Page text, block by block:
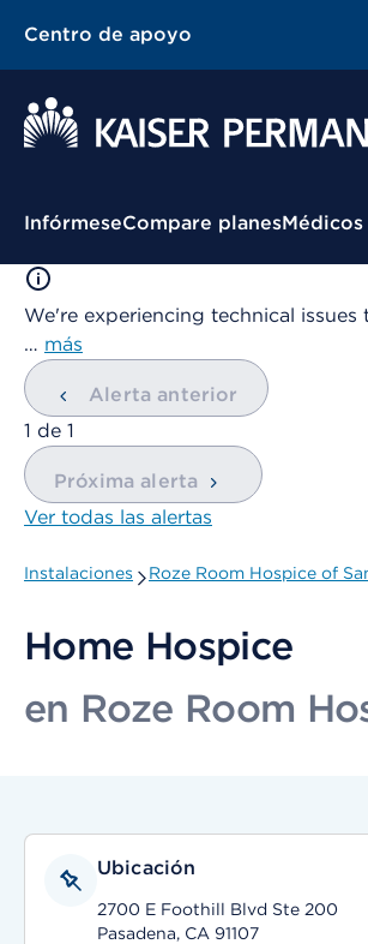
Centro de apoyo
Menú contextual
InfórmeseCompare planes
We're experiencing technical
… más
Alerta anterior
mostrando
1 de 1
Próxima alerta
Ver todas las alertas
Instalaciones Roze Room Hospice of
Home Hospice
en Roze Room
Ubicación
2700 E Foothill Blvd Ste 200
Pasadena, CA 91107